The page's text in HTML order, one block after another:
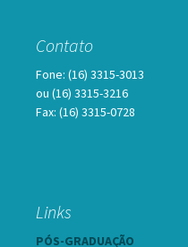
Contato
Fone: (16) 3315-3013
ou (16) 3315-3216
Fax: (16) 3315-0728
Links
PÓS-GRADUAÇÃO